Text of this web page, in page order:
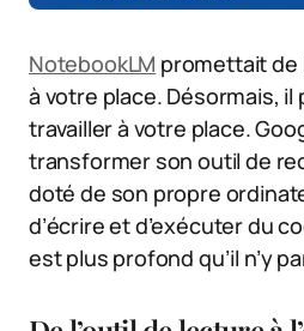
NotebookLM promettait de
à votre place. Désormais,
travailler à votre place.
transformer son outil de
doté de son propre
d’écrire et d’exécuter du
est plus profond qu’il n’y